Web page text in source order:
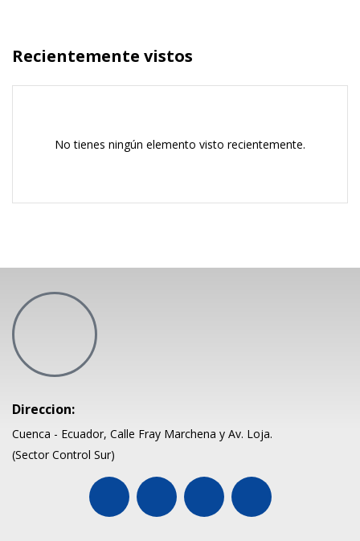
Recientemente vistos
No tienes ningún elemento visto recientemente.
Direccion:
Cuenca - Ecuador, Calle Fray Marchena y Av. Loja.
(Sector Control Sur)